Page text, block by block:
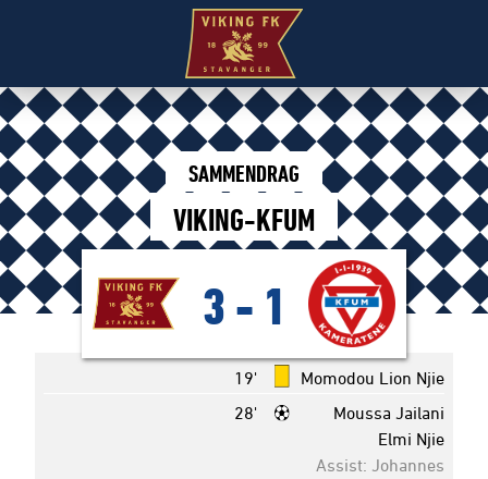
SAMMENDRAG
VIKING-KFUM
3 - 1
19'
Momodou Lion Njie
28'
Moussa Jailani
Elmi Njie
Assist: Johannes